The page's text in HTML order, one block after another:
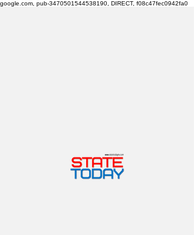
google.com, pub-3470501544538190, DIRECT, f08c47fec0942fa0